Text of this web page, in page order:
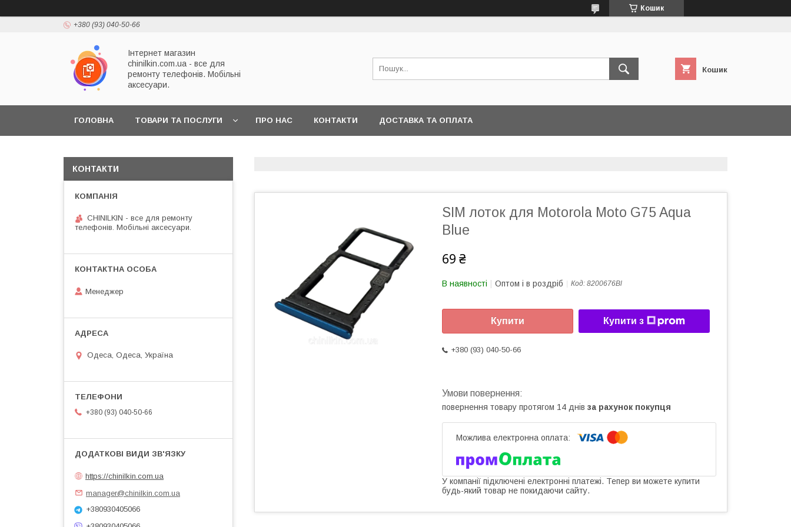
Кошик
+380 (93) 040-50-66
Інтернет магазин
chinilkin.com.ua - все для
ремонту телефонів. Мобільні
аксесуари.
Кошик
ГОЛОВНА ТОВАРИ ТА ПОСЛУГИ ПРО НАС КОНТАКТИ ДОСТАВКА ТА ОПЛАТА
SIM лоток для Motorola Moto G75 Aqua
Blue
69 ₴
В наявності Оптом і в роздріб Код: 8200676Bl
Купити Купити з
+380 (93) 040-50-66
повернення товару протягом 14 днів за рахунок покупця
У компанії підключені електронні платежі. Тепер ви можете купити
будь-який товар не покидаючи сайту.
КОНТАКТИ
CHINILKIN - все для ремонту
телефонів. Мобільні аксесуари.
Менеджер
Одеса, Одеса, Україна
+380 (93) 040-50-66
https://chinilkin.com.ua
manager@chinilkin.com.ua
+380930405066